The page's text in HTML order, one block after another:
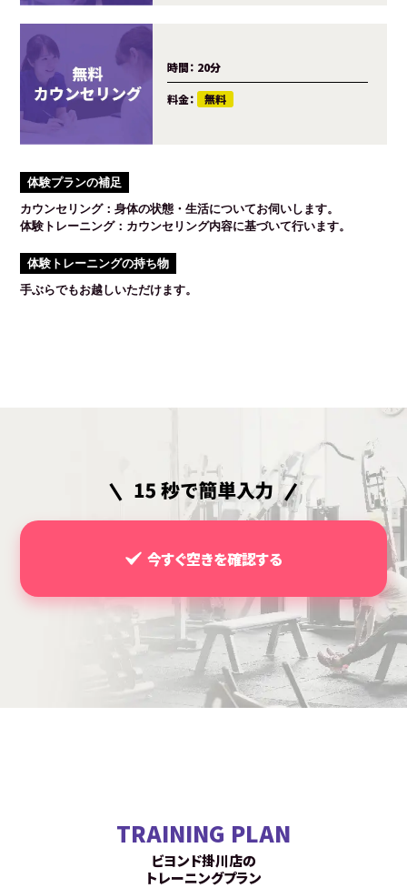
時間： 20分
料金： 無料
体験プランの補足
カウンセリング：身体の状態・生活についてお伺いします。
体験トレーニング：カウンセリング内容に基づいて行います。
体験トレーニングの持ち物
手ぶらでもお越しいただけます。
今すぐ空きを確認する
TRAINING PLAN
ビヨンド掛川店の
トレーニングプラン